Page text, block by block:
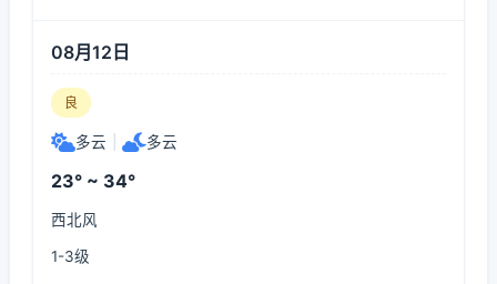
08月12日
良
多云 多云
23° ~ 34°
西北风
1-3级